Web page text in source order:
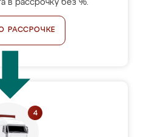
в рассрочку без %.
РАССРОЧКЕ